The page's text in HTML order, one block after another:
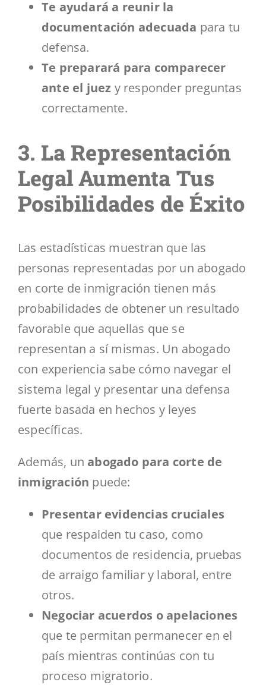
Te ayudará a reunir la
documentación adecuada para tu
defensa.
Te preparará para comparecer
ante el juez y responder preguntas
correctamente.
3. La Representación
Legal Aumenta Tus
Posibilidades de Éxito
Las estadísticas muestran que las
personas representadas por un abogado
en corte de inmigración tienen más
probabilidades de obtener un resultado
favorable que aquellas que se
representan a sí mismas. Un abogado
con experiencia sabe cómo navegar el
sistema legal y presentar una defensa
fuerte basada en hechos y leyes
específicas.
Además, un abogado para corte de
inmigración puede:
Presentar evidencias cruciales
que respalden tu caso, como
documentos de residencia, pruebas
de arraigo familiar y laboral, entre
otros.
Negociar acuerdos o apelaciones
que te permitan permanecer en el
país mientras continúas con tu
proceso migratorio.